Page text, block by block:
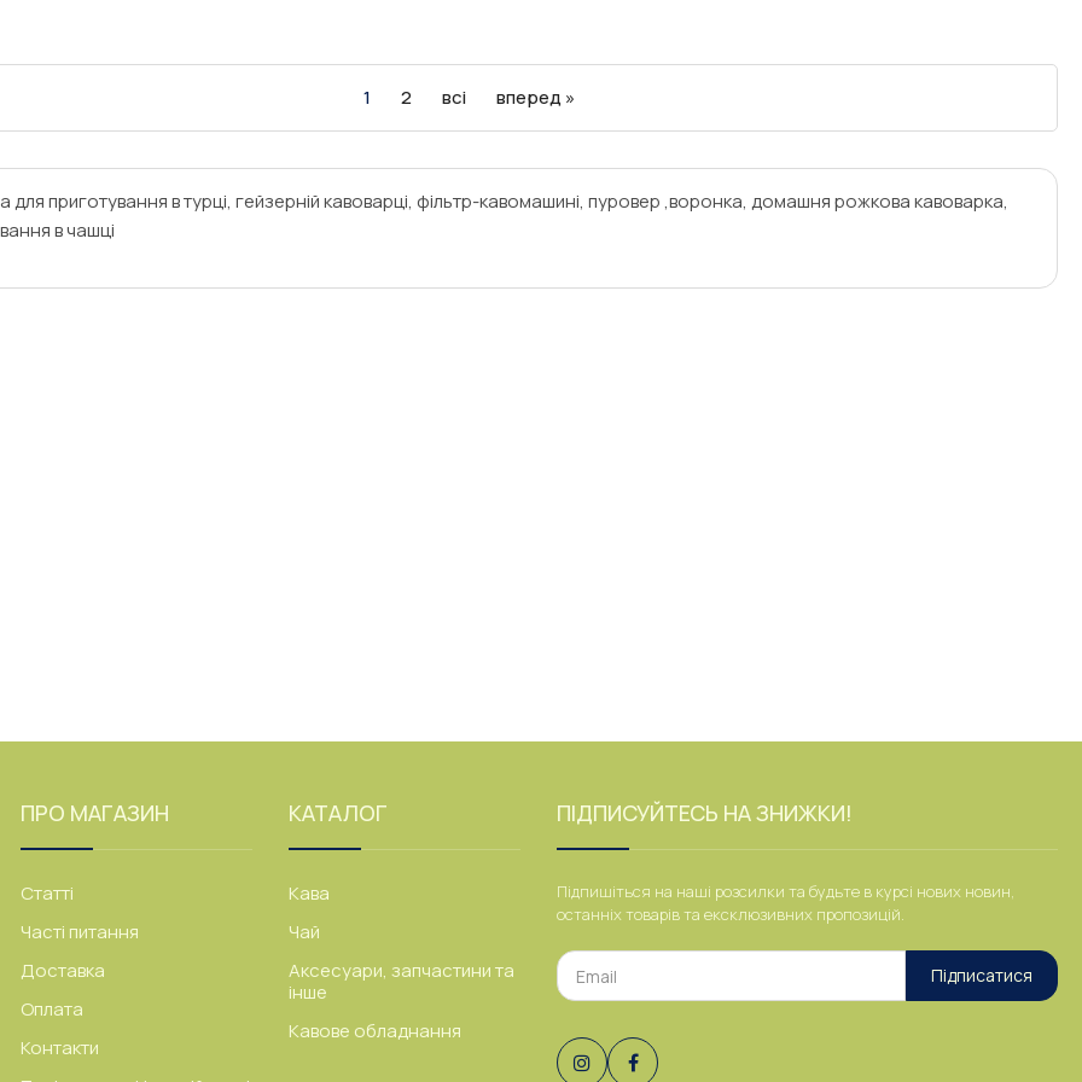
1 2 всі вперед »
для приготування в турці, гейзерній кавоварці, фільтр-кавомашині, пуровер ,воронка, домашня рожкова кавоварка,
в чашці
ПРО МАГАЗИН
Статті
Часті питання
Доставка
Оплата
Контакти
КАТАЛОГ
Кава
Чай
Аксесуари, запчастини та
інше
Кавове обладнання
ПІДПИСУЙТЕСЬ НА ЗНИЖКИ!
Підпишіться на наші розсилки та будьте в курсі нових новин,
останніх товарів та ексклюзивних пропозицій.
Підписатися